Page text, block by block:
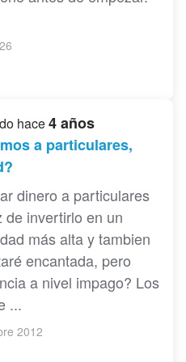
hace4 años
a particulares,
dinero a particulares
de invertirlo en un
más alta y tambien
encantada, pero
a nivel impago? Los
...
2012